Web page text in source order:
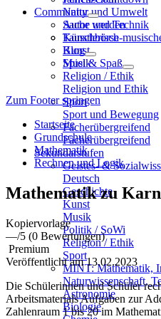
Natur und Umwelt
Sache und Technik
Künstlerisch-
Kunst
Musik
Religion / Ethik
Religion und Ethik
Sport
Sport und Bewegung
Fächerübergreifend
Fächerübergreifend
Sekundarstufen
Geistes- &
Deutsch
Geschichte
Kunst
Musik
Politik / SoWi
Religion / Ethik
Sport
MINT: Mathematik,
Naturwissenschaft,
Astronomie
Biologie
Community
Autor werden
Tauschbörse
Blog
Spiel & Spaß
Zum Footer springen
Startseite
Grundschule
Mathematik
Rechnen und Logik
Mathematik zu
Kopiervorlage
—/5 (0 Bewertungen)
Premium
Veröffentlicht am 13.02.2023
Die Schülerinnen und Schüler
Arbeitsmaterials Aufgaben zur
Zahlenraum 1 bis 20 im